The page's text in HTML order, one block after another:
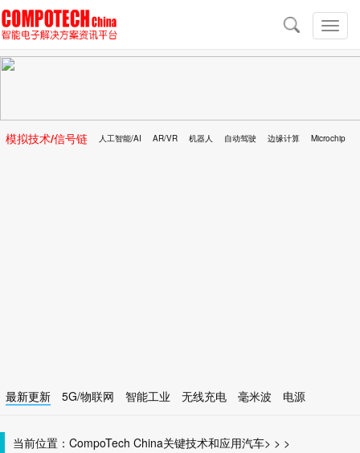
切
换
导
导
航
模拟技术/信号链 人工智能/AI AR/VR 机器人 自动驾驶 边缘计算 Microchip
最新更新 5G/物联网 智能工业 无线充电 毫米波
电源
当前位置： CompoTech China >
关键技术和应用 >
汽车 >